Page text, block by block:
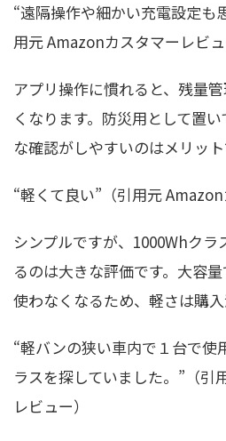
“遠隔操作や細かい充電設定も
用元 Amazonカスタマーレビュ
アプリ操作に慣れると、残量
くなります。防災用として置
な確認がしやすいのはメリット
“軽くて良い”（引用元 Amazon
シンプルですが、1000Whク
るのは大きな評価です。大容
使わなくなるため、軽さは購入
“軽バンの狭い車内で１台で使
ラスを探していました。”（引
レビュー）